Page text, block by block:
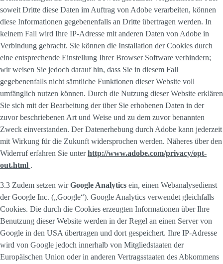
soweit Dritte diese Daten im Auftrag von Adobe verarbeiten, können
diese Informationen gegebenenfalls an Dritte übertragen werden. In
keinem Fall wird Ihre IP-Adresse mit anderen Daten von Adobe in
Verbindung gebracht. Sie können die Installation der Cookies durch
eine entsprechende Einstellung Ihrer Browser Software verhindern;
wir weisen Sie jedoch darauf hin, dass Sie in diesem Fall
gegebenenfalls nicht sämtliche Funktionen dieser Website voll
umfänglich nutzen können. Durch die Nutzung dieser Website erklären
Sie sich mit der Bearbeitung der über Sie erhobenen Daten in der
zuvor beschriebenen Art und Weise und zu dem zuvor benannten
Zweck einverstanden. Der Datenerhebung durch Adobe kann jederzeit
mit Wirkung für die Zukunft widersprochen werden. Näheres über den
Widerruf erfahren Sie unterhttp://www.adobe.com/privacy/opt-
out.html .
3.3 Zudem setzen wirGoogle Analytics ein, einen Webanalysedienst
der Google Inc. („Google“). Google Analytics verwendet gleichfalls
Cookies. Die durch die Cookies erzeugten Informationen über Ihre
Benutzung dieser Website werden in der Regel an einen Server von
Google in den USA übertragen und dort gespeichert. Ihre IP-Adresse
wird von Google jedoch innerhalb von Mitgliedstaaten der
Europäischen Union oder in anderen Vertragsstaaten des Abkommens